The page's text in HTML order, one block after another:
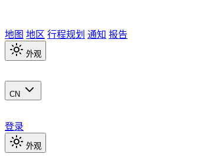
地图 地区 行程规划 通知 报告
外观
CN
登录
外观